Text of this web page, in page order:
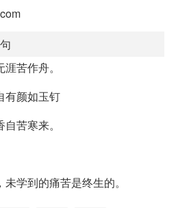
苦作舟。
有颜如玉钉
苦寒来。
学到的痛苦是终生的。